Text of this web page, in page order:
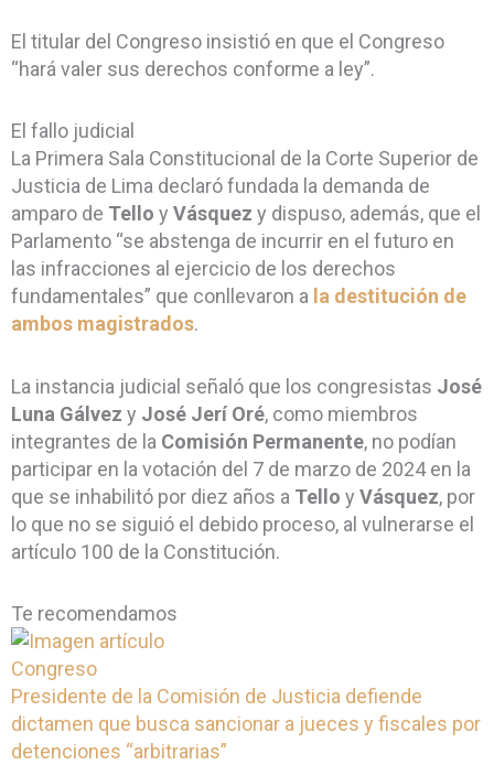
El titular del Congreso insistió en que el Congreso
“hará valer sus derechos conforme a ley”.
El fallo judicial
La Primera Sala Constitucional de la Corte Superior de
Justicia de Lima declaró fundada la demanda de
amparo de Tello y Vásquez y dispuso, además, que el
Parlamento “se abstenga de incurrir en el futuro en
las infracciones al ejercicio de los derechos
fundamentales” que conllevaron a la destitución de
ambos magistrados.
La instancia judicial señaló que los congresistas José
Luna Gálvez y José Jerí Oré, como miembros
integrantes de la Comisión Permanente, no podían
participar en la votación del 7 de marzo de 2024 en la
que se inhabilitó por diez años a Tello y Vásquez, por
lo que no se siguió el debido proceso, al vulnerarse el
artículo 100 de la Constitución.
Te recomendamos
Congreso
Presidente de la Comisión de Justicia defiende
dictamen que busca sancionar a jueces y fiscales por
detenciones “arbitrarias”